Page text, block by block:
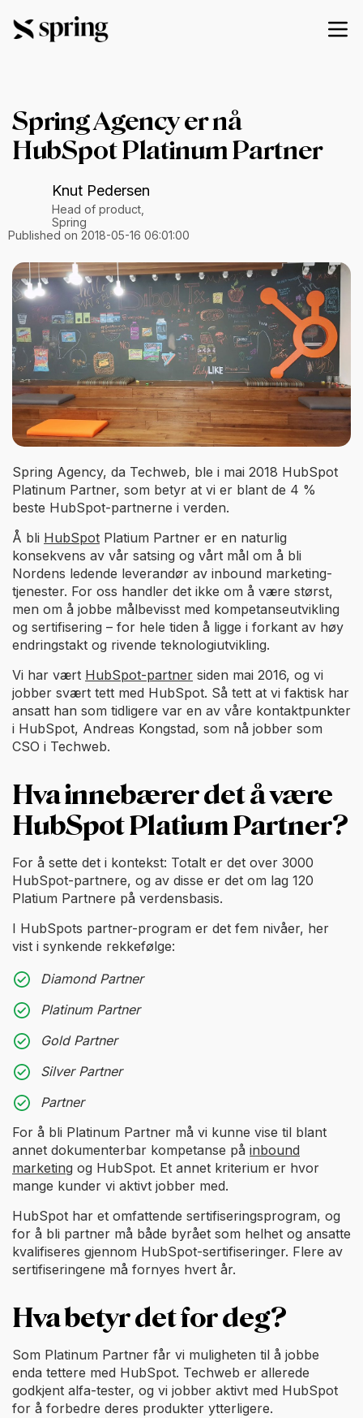
Spring Agency er nå
HubSpot Platinum Partner
Knut Pedersen
Head of product,
Spring
Published on 2018-05-16 06:01:00
Spring Agency, da Techweb, ble i mai 2018 HubSpot
Platinum Partner, som betyr at vi er blant de 4 %
beste HubSpot-partnerne i verden.
Å bli HubSpot Platium Partner er en naturlig
konsekvens av vår satsing og vårt mål om å bli
Nordens ledende leverandør av inbound marketing-
tjenester. For oss handler det ikke om å være størst,
men om å jobbe målbevisst med kompetanseutvikling
og sertifisering – for hele tiden å ligge i forkant av høy
endringstakt og rivende teknologiutvikling.
Vi har vært HubSpot-partner siden mai 2016, og vi
jobber svært tett med HubSpot. Så tett at vi faktisk har
ansatt han som tidligere var en av våre kontaktpunkter
i HubSpot, Andreas Kongstad, som nå jobber som
CSO i Techweb.
Hva innebærer det å være
HubSpot Platium Partner?
For å sette det i kontekst: Totalt er det over 3000
HubSpot-partnere, og av disse er det om lag 120
Platium Partnere på verdensbasis.
I HubSpots partner-program er det fem nivåer, her
vist i synkende rekkefølge:
Diamond Partner
Platinum Partner
Gold Partner
Silver Partner
Partner
For å bli Platinum Partner må vi kunne vise til blant
annet dokumenterbar kompetanse på inbound
marketing og HubSpot. Et annet kriterium er hvor
mange kunder vi aktivt jobber med.
HubSpot har et omfattende sertifiseringsprogram, og
for å bli partner må både byrået som helhet og ansatte
kvalifiseres gjennom HubSpot-sertifiseringer. Flere av
sertifiseringene må fornyes hvert år.
Hva betyr det for deg?
Som Platinum Partner får vi muligheten til å jobbe
enda tettere med HubSpot. Techweb er allerede
godkjent alfa-tester, og vi jobber aktivt med HubSpot
for å forbedre deres produkter ytterligere.